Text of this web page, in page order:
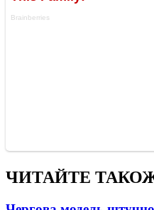
ЧИТАЙТЕ